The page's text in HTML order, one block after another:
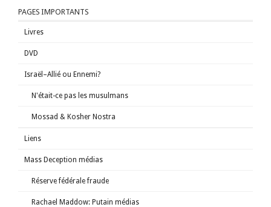
PAGES IMPORTANTS
Livres
DVD
Israël–Allié ou Ennemi?
N'était-ce pas les musulmans
Mossad & Kosher Nostra
Liens
Mass Deception médias
Réserve fédérale fraude
Rachael Maddow: Putain médias